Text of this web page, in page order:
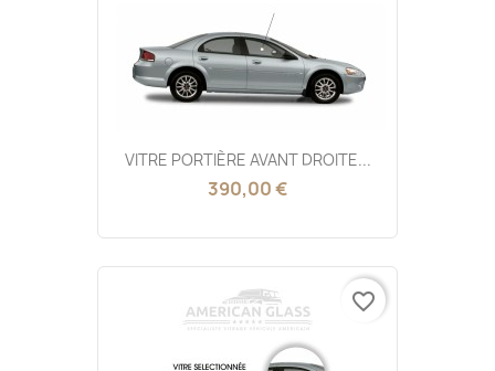
VITRE PORTIÈRE AVANT DROITE...
390,00 €
favorite_border